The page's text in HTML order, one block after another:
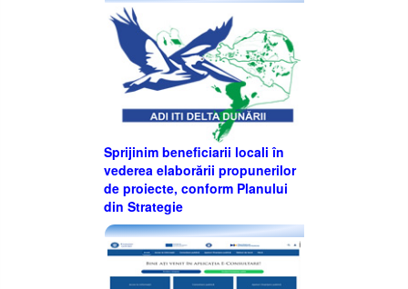
Sprijinim beneficiarii locali în
vederea elaborării propunerilor
de proiecte, conform Planului
din Strategie